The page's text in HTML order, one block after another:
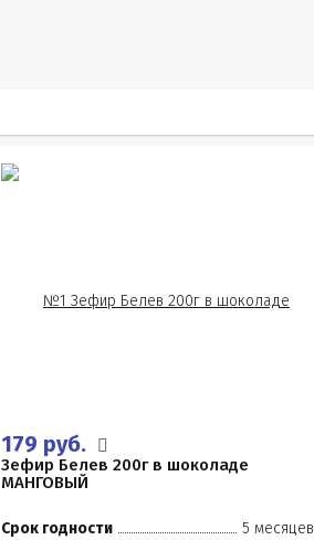
179 руб.
Зефир Белев 200г в шоколаде
МАНГОВЫЙ
Срок годности
5 месяцев